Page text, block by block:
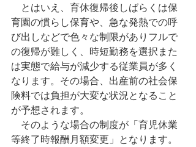
とはいえ、育休復帰後しばらくは保
育園の慣らし保育や、急な発熱での呼
び出しなどで色々な制限がありフルで
の復帰が難しく、時短勤務を選択また
は実態で給与が減少する従業員が多く
なります。その場合、出産前の社会保
険料では負担が大変な状況となること
が予想されます。
そのような場合の制度が「育児休業
等終了時報酬月額変更」となります。